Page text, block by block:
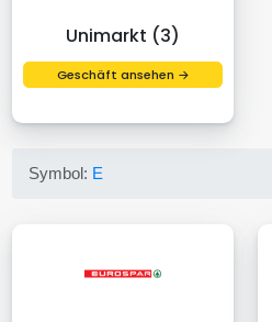
Unimarkt (3)
Geschäft ansehen →
Symbol: E